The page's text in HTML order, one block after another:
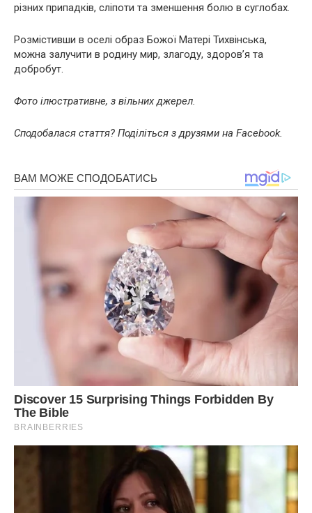
різних припадків, сліпоти та зменшення болю в суглобах.
Розмістивши в оселі образ Божої Матері Тихвінська,
можна залучити в родину мир, злагоду, здоров’я та
добробут.
Фото ілюстративне, з вільних джерел.
Сподобалася стаття? Поділіться з друзями на Facebook.